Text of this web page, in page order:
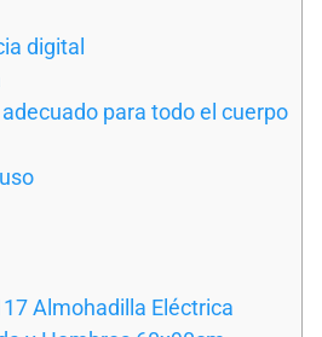
digital
para todo el cuerpo
Almohadilla Eléctrica